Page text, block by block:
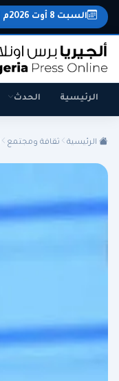
الجالية
السبت 8 أوت 2026م
الرئيسية الحدث
الرئيسية ثقافة ومجتمع